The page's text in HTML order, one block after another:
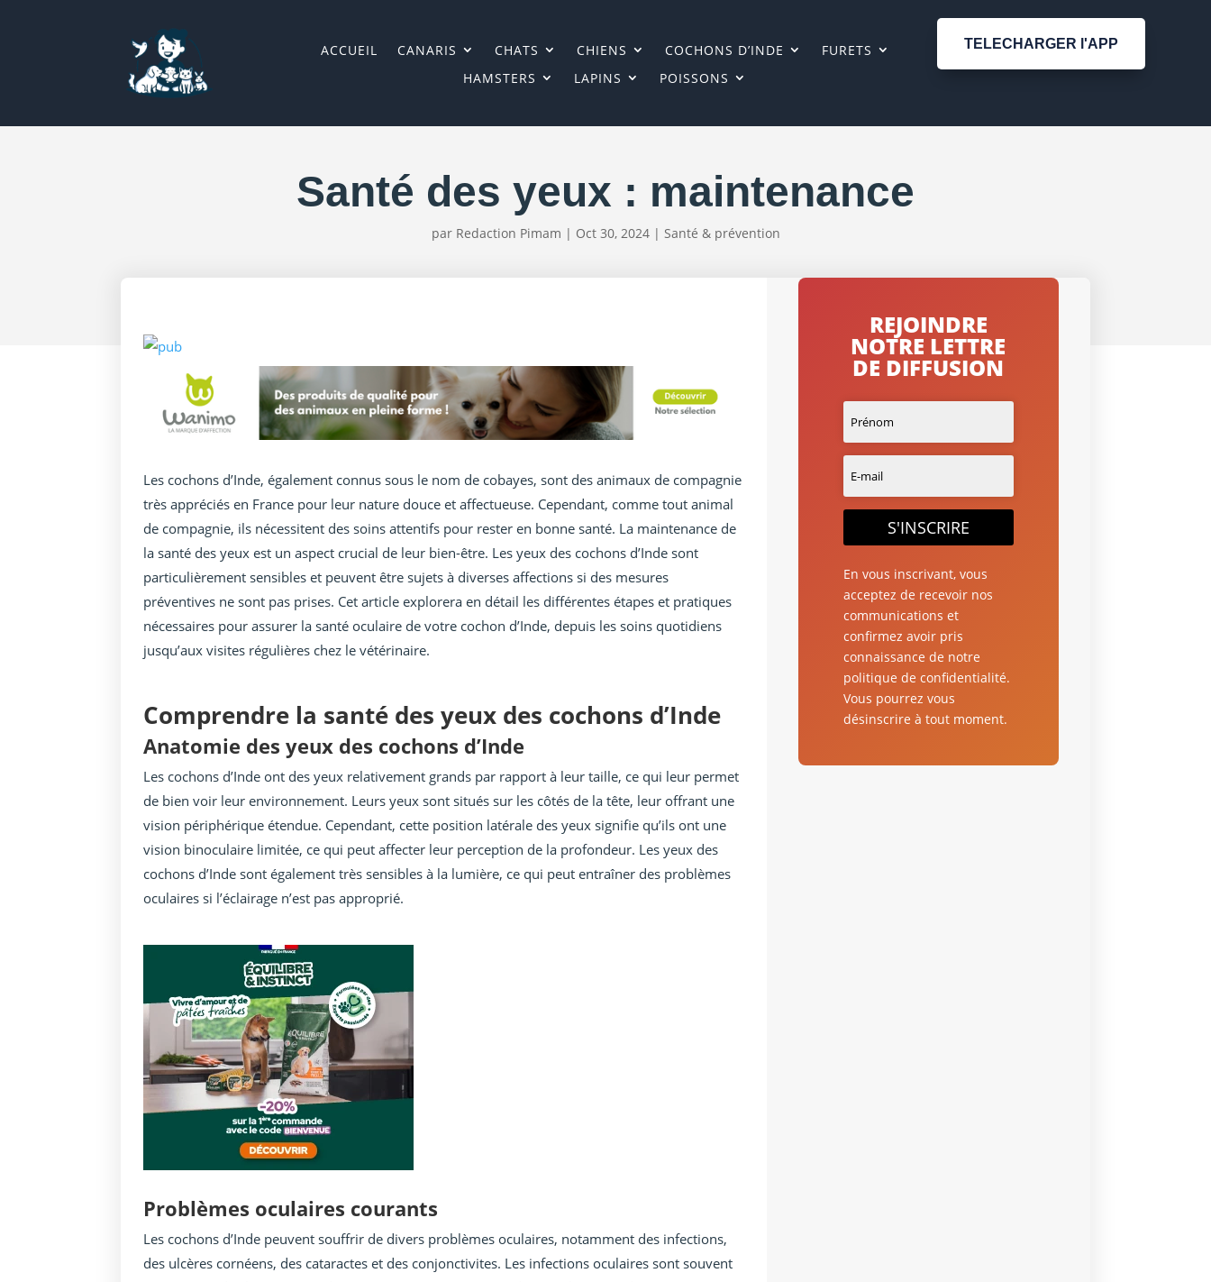
ACCUEIL CANARIS CHATS CHIENS COCHONS D’INDE
FURETS
HAMSTERS
LAPINS POISSONS
TELECHARGER l'APP
Santé des yeux : maintenance
par Redaction Pimam | Oct 30, 2024| Santé & prévention
Les cochons d’Inde, également connus sous le nom de cobayes, sont des animaux de compagnie
très appréciés en France pour leur nature douce et affectueuse. Cependant, comme tout animal
de compagnie, ils nécessitent des soins attentifs pour rester en bonne santé. La maintenance de
la santé des yeux est un aspect crucial de leur bien-être. Les yeux des cochons d’Inde sont
particulièrement sensibles et peuvent être sujets à diverses affections si des mesures
préventives ne sont pas prises. Cet article explorera en détail les différentes étapes et pratiques
nécessaires pour assurer la santé oculaire de votre cochon d’Inde, depuis les soins quotidiens
jusqu’aux visites régulières chez le vétérinaire.
Comprendre la santé des yeux des cochons d’Inde
Anatomie des yeux des cochons d’Inde
Les cochons d’Inde ont des yeux relativement grands par rapport à leur taille, ce qui leur permet
de bien voir leur environnement. Leurs yeux sont situés sur les côtés de la tête, leur offrant une
vision périphérique étendue. Cependant, cette position latérale des yeux signifie qu’ils ont une
vision binoculaire limitée, ce qui peut affecter leur perception de la profondeur. Les yeux des
cochons d’Inde sont également très sensibles à la lumière, ce qui peut entraîner des problèmes
oculaires si l’éclairage n’est pas approprié.
Problèmes oculaires courants
Les cochons d’Inde peuvent souffrir de divers problèmes oculaires, notamment des infections,
des ulcères cornéens, des cataractes et des conjonctivites. Les infections oculaires sont souvent
REJOINDRE
NOTRE LETTRE
DE DIFFUSION
S'INSCRIRE
En vous inscrivant, vous
acceptez de recevoir nos
communications et
confirmez avoir pris
connaissance de notre
politique de confidentialité.
Vous pourrez vous
désinscrire à tout moment.